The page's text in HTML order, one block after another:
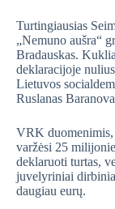
Turtingiausias
„Nemuno aušra“
Bradauskas.
deklaracijoje
Lietuvos
Ruslanas
VRK duomenimis,
varžėsi 25
deklaruoti turtas,
juvelyriniai
daugiau eurų.